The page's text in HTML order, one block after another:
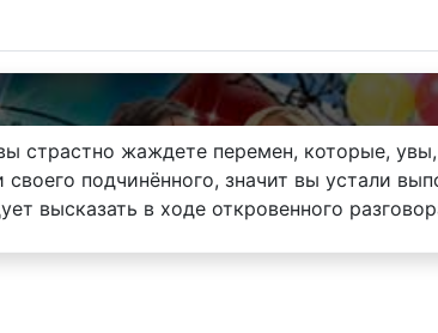
страстно жаждете перемен, которые,
подчинённого, значит вы устали
высказать в ходе откровенного